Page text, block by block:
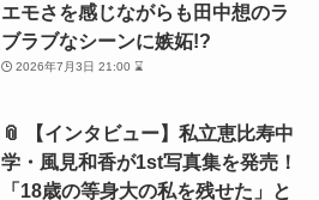
エモさを感じながらも田中想のラ
ブラブなシーンに嫉妬!?
2026年7月3日 21:00 ⌛
📎 【インタビュー】私立恵比寿中
学・風見和香が1st写真集を発売！
「18歳の等身大の私を残せた」と